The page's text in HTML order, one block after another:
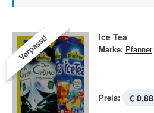
Verpasst! Ice Tea
Marke: Pfanner
Preis: € 0,88